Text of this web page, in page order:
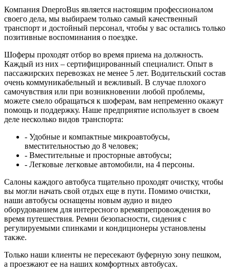
Компания DneproBus является настоящим профессионалом
своего дела, мы выбираем только самый качественный
транспорт и достойный персонал, чтобы у вас остались только
позитивные воспоминания о поездке.
Шоферы проходят отбор во время приема на должность.
Каждый из них – сертифицированный специалист. Опыт в
пассажирских перевозках не менее 5 лет. Водительский состав
очень коммуникабельный и вежливый. В случае плохого
самочувствия или при возникновении любой проблемы,
можете смело обращаться к шоферам, вам непременно окажут
помощь и поддержку. Наше предприятие использует в своем
деле несколько видов транспорта:
- Удобные и компактные микроавтобусы,
вместительностью до 8 человек;
- Вместительные и просторные автобусы;
- Легковые легковые автомобили, на 4 персоны.
Салоны каждого автобуса тщательно проходят очистку, чтобы
вы могли начать свой отдых еще в пути. Помимо очистки,
наши автобусы оснащены новым аудио и видео
оборудованием для интересного времяпрепровождения во
время путешествия. Ремни безопасности, сидения с
регулируемыми спинками и кондиционеры установлены
также.
Только наши клиенты не пересекают буферную зону пешком,
а проезжают ее на наших комфортных автобусах.